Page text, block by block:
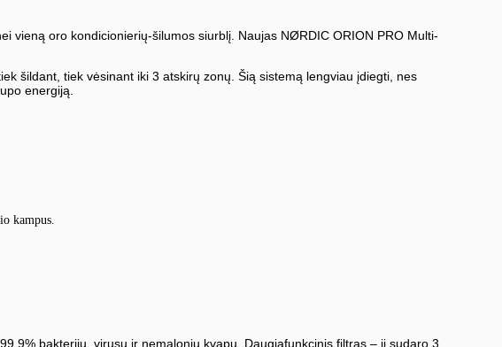
vieną oro kondicionierių-šilumos siurblį. Naujas NØRDIC ORION PRO Multi-
šildant, tiek vėsinant iki 3 atskirų zonų. Šią sistemą lengviau įdiegti, nes
energiją.
kampus.
bakterijų, virusų ir nemalonių kvapų. Daugiafunkcinis filtras – jį sudaro 3